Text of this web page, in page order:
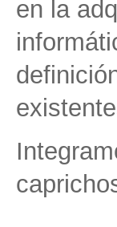
en la